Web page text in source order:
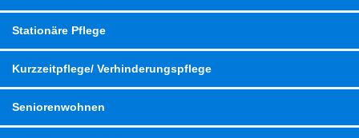
Stationäre Pflege
Kurzzeitpflege/ Verhinderungspflege
Seniorenwohnen